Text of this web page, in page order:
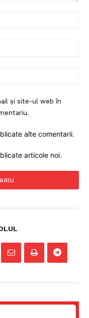
și site-ul web în
alte comentarii.
articole noi.